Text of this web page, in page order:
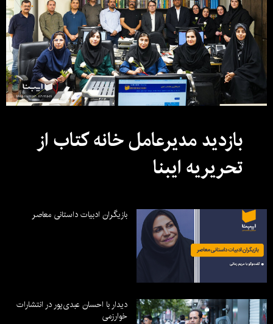
بازدید مدیرعامل خانه کتاب از
تحریریه ایبنا
بازیگران ادبیات داستانی معاصر
دیدار با احسان عبدی‌پور در انتشارات
خوارزمی